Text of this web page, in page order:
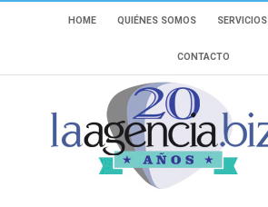
HOME QUIÉNES SOMOS SERVICIOS
CONTACTO